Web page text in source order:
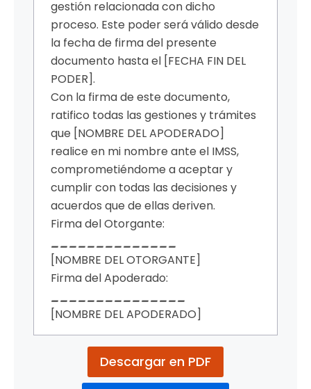
gestión relacionada con dicho
proceso. Este poder será válido desde
la fecha de firma del presente
documento hasta el [FECHA FIN DEL
PODER].
Con la firma de este documento,
ratifico todas las gestiones y trámites
que [NOMBRE DEL APODERADO]
realice en mi nombre ante el IMSS,
comprometiéndome a aceptar y
cumplir con todas las decisiones y
acuerdos que de ellas deriven.
Firma del Otorgante:
______________
[NOMBRE DEL OTORGANTE]
Firma del Apoderado:
_______________
[NOMBRE DEL APODERADO]
Descargar en PDF